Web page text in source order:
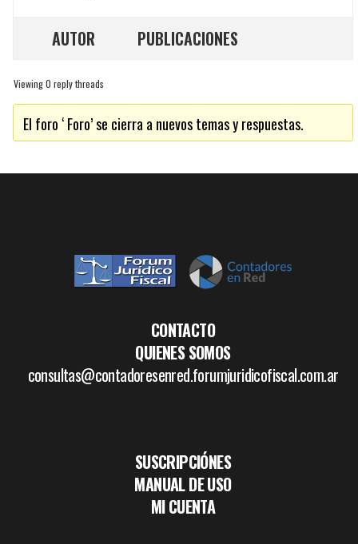
AUTOR PUBLICACIONES
Viewing 0 reply threads
El foro ‘ Foro’ se cierra a nuevos temas y respuestas.
CONTACTO
QUIENES SOMOS
consultas@contadoresenred.forumjuridicofiscal.com.ar
SUSCRIPCIÓNES
MANUAL DE USO
MI CUENTA